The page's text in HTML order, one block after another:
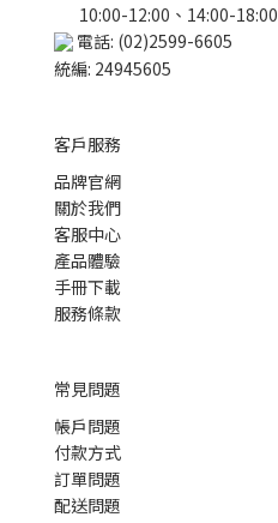
10:00-12:00、14:00-18:00
電話: (02)2599-6605
統編: 24945605
客戶服務
品牌官網
關於我們
客服中心
產品體驗
手冊下載
服務條款
常見問題
帳戶問題
付款方式
訂單問題
配送問題